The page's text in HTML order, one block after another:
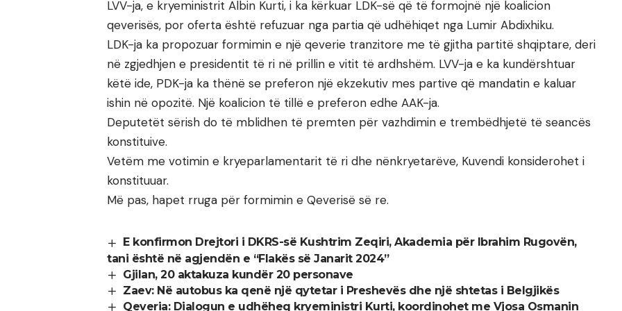
LVV-ja, e kryeministrit Albin Kurti, i ka kërkuar LDK-së që të formojnë një koalicion
qeverisës, por oferta është refuzuar nga partia që udhëhiqet nga Lumir Abdixhiku.
LDK-ja ka propozuar formimin e një qeverie tranzitore me të gjitha partitë shqiptare, deri
në zgjedhjen e presidentit të ri në prillin e vitit të ardhshëm. LVV-ja e ka kundërshtuar
këtë ide, PDK-ja ka thënë se preferon një ekzekutiv mes partive që mandatin e kaluar
ishin në opozitë. Një koalicion të tillë e preferon edhe AAK-ja.
Deputetët sërish do të mblidhen të premten për vazhdimin e trembëdhjetë të seancës
konstituive.
Vetëm me votimin e kryeparlamentarit të ri dhe nënkryetarëve, Kuvendi konsiderohet i
konstituuar.
Më pas, hapet rruga për formimin e Qeverisë së re.
E konfirmon Drejtori i DKRS-së Kushtrim Zeqiri, Akademia për Ibrahim Rugovën,
tani është në agjendën e “Flakës së Janarit 2024”
Gjilan, 20 aktakuza kundër 20 personave
Zaev: Në autobus ka qenë një qytetar i Preshevës dhe një shtetas i Belgjikës
Qeveria: Dialogun e udhëheq kryeministri Kurti, koordinohet me Vjosa Osmanin